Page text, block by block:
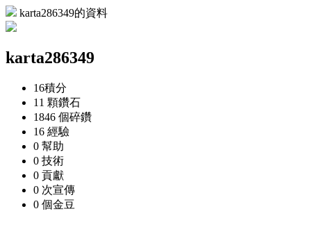
karta286349的資料
karta286349
16積分
11 顆鑽石
1846 個碎鑽
16 經驗
0 幫助
0 技術
0 貢獻
0 次宣傳
0 個金豆